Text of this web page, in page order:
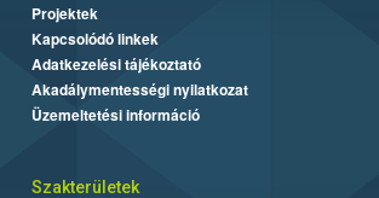
Projektek
Kapcsolódó linkek
Adatkezelési tájékoztató
Akadálymentességi nyilatkozat
Üzemeltetési információ
Szakterületek